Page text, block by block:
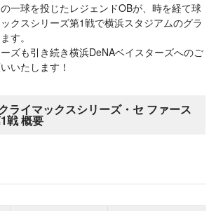
一球を投じたレジェンドOBが、時を経て球
クスシリーズ第1戦で横浜スタジアムのグラ
す。
ズも引き続き横浜DeNAベイスターズへのご
いたします！
ライマックスシリーズ・セ ファース
戦 概要